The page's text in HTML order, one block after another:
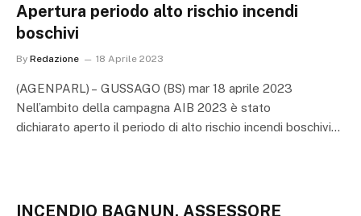
Apertura periodo alto rischio incendi
boschivi
By Redazione 18 Aprile 2023
(AGENPARL) – GUSSAGO (BS) mar 18 aprile 2023
Nell’ambito della campagna AIB 2023 è stato
dichiarato aperto il periodo di alto rischio incendi boschivi…
INCENDIO BAGNUN, ASSESSORE